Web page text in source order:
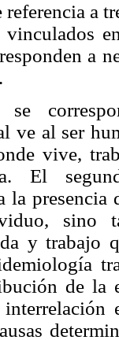
referencia a
vinculados
a
ve al ser
vive,
El
la
sino
y trabajo
de la